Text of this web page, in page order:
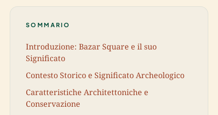
SOMMARIO
Introduzione: Bazar Square e il suo
Significato
Contesto Storico e Significato Archeologico
Caratteristiche Architettoniche e
Conservazione